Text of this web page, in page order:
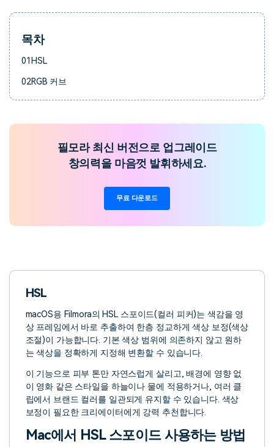
목차
01 HSL
02RGB 커브
필모라 최신 버전으로 업그레이드
창의력을 마음껏 발휘하세요.
무료 다운로드
HSL
macOS용 Filmora의 HSL 스포이드(컬러 피커)는 색감을 영
상 프레임에서 바로 추출하여 한층 정교하게 색상 보정(색상
조절)이 가능합니다. 기본 색상 범위에 의존하지 않고 원하
는 색상을 정확하게 지정해 변환할 수 있습니다.
이 기능으로 피부 톤만 자연스럽게 살리고, 배경에 영향 없
이 영화 같은 스타일을 하늘이나 물에 적용하거나, 여러 클
립에서 브랜드 컬러를 일관되게 유지할 수 있습니다. 색상
보정이 필요한 크리에이터에게 강력 추천합니다.
Mac에서 HSL 스포이드 사용하는 방법